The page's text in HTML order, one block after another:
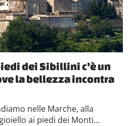
dei Sibillini c’è un
la bellezza incontra
nelle Marche, alla
ai piedi dei Monti...